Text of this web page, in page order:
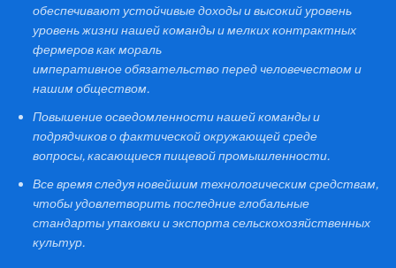
обеспечивают устойчивые доходы и высокий уровень
уровень жизни нашей команды и мелких контрактных
фермеров как мораль
императивное обязательство перед человечеством и
нашим обществом.
Повышение осведомленности нашей команды и
подрядчиков о фактической окружающей среде
вопросы, касающиеся пищевой промышленности.
Все время следуя новейшим технологическим средствам,
чтобы удовлетворить последние глобальные
стандарты упаковки и экспорта сельскохозяйственных
культур.